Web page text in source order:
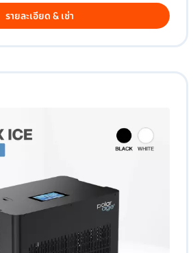
รายละเอียด & เช่า